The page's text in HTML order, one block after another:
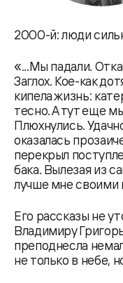
2000-й: люди
«...Мы падали.
Заглох. Кое-как
кипела жизнь:
тесно. А тут еще
Плюхнулись.
оказалась
перекрыл
бака. Вылезая из
лучше мне своими
Его рассказы не
Владимиру
преподнесла
не только в небе,